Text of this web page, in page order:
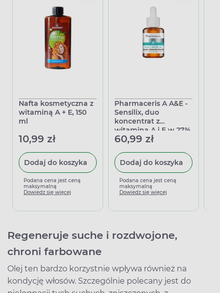
Nafta kosmetyczna z
witaminą A + E, 150
ml
10,99 zł
Dodaj do koszyka
Podana cena jest ceną
maksymalną
Dowiedz się więcej
Pharmaceris A A&E -
Sensilix, duo
koncentrat z
witaminą A i E w 27%
skwalanie, 30 ml
60,99 zł
Dodaj do koszyka
Podana cena jest ceną
maksymalną
Dowiedz się więcej
Regeneruje suche i rozdwojone,
chroni farbowane
Olej ten bardzo korzystnie wpływa również na
kondycję włosów. Szczególnie polecany jest do